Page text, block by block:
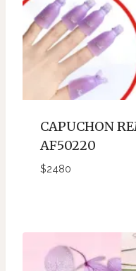
CAPUCHON
AF50220
$2480